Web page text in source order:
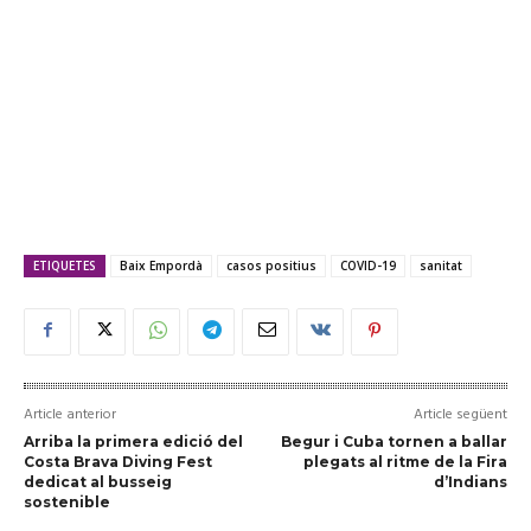
ETIQUETES Baix Empordà casos positius COVID-19 sanitat
Article anterior
Arriba la primera edició del
Costa Brava Diving Fest
dedicat al busseig
sostenible
Article següent
Begur i Cuba tornen a ballar
plegats al ritme de la Fira
d’Indians